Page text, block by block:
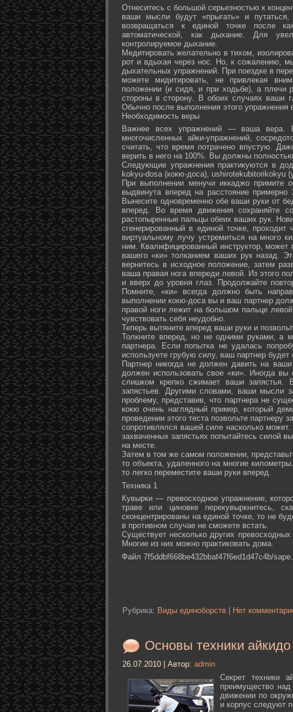
Отнеситесь с большой серьезностью к
ваши мысли будут «прыгать» и
возвращаться к единой точке после
автоматической, как дыхание. Для
контролируемое дыхание.
Медитировать желательно в тихом,
рот и вдыхая через нос. Но, к сожалению,
дыхательных упражнений. При поездке в
можете мидитировать, не привлекая
положении (и сидя, и при ходьбе), а плечи
стороны в сторону. В обоих случаях ваши
Обычно после выполнения этого упражнения
Необходимость веры
Важнее всех упражнений — ваша вера.
многочисленных айки-упражнений,
считать, что время потрачено впустую.
верить в него на 100%. Вы должны
Следующие упражнения практикуются в
kokyu-dosa (кокю-доса), ushiro­tekubitori­kokyu
При выполнении менучи иккаджо примите
выдвинута вперед на расстояние
Вынесите одновременно обе ваши руки от
вперед. Во время движения сохраняйте
растопыренные пальцы обеих ваших рук.
сгенерированный в единой точке,
виртуальному лучу устремиться на много
ним. Квалифицированный инструктор, может
вашего «ки» толканием ваших рук назад.
вернитесь в исходное положение, затем
ваша правая нога впереди левой. Из этого
и вверх до уровня глаз. Продолжайте
Помните, «ки» всегда должно быть
выполнении кокю-доса вы и ваш партнер
правой ноги лежит на большом пальце
чувствовать себя неудобно.
Теперь вытяните вперед ваши руки и
Толкните вперед, но не одними руками, а
партнера. Если попытка не удалась
используете грубую силу, ваш партнер
Партнер никогда не должен давить на
должен использовать свое «ки». Иногда
слишком крепко сжимает ваши запястья.
запястьев. Другими словами, ваши мысли
проблему, представив, что партнера не
кокю очень наглядный пример, который
проведении этого теста позвольте
сопротивлялся вашей силе насколько
захваченных запястьях попытайтесь силой
на месте.
Затем в том же самом положении,
то объекта, удаленного на многие
то легко переместите ваши руки вперед.
Техника 1
Кувырки — превосходное упражнение,
траве или циновке перекувыркнитесь,
сконцентрированы на единой точке, то не
в противном случае не сможете встать.
Существует несколько других
Многие из них можно практиковать дома.
Файл 7f5ddbf668be432bbaf47f6ed1d47c4b/
Рубрика: Виды единоборств Нет
Основы техники айкидо
26.07.2010 | Автор: admin
Секрет техники
преимущество
движении по
и корпус следуют